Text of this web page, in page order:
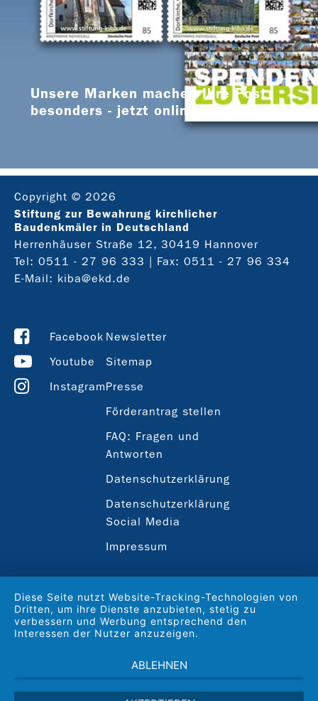
Unsere Marken machen Ihre Post
besonders - jetzt online bestellen
Copyright © 2026
Stiftung zur Bewahrung kirchlicher
Baudenkmäler in Deutschland
Herrenhäuser Straße 12, 30419 Hannover
Tel: 0511 - 27 96 333 | Fax: 0511 - 27 96 334
E-Mail: kiba@ekd.de
Facebook
Youtube
Instagram
Newsletter
Sitemap
Presse
Förderantrag stellen
FAQ: Fragen und
Antworten
Datenschutzerklärung
Datenschutzerklärung
Social Media
Impressum
Diese Seite nutzt Website-Tracking-Technologien von
Dritten, um ihre Dienste anzubieten, stetig zu
verbessern und Werbung entsprechend den
Interessen der Nutzer anzuzeigen.
ABLEHNEN